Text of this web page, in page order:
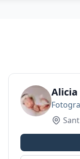
Alicia